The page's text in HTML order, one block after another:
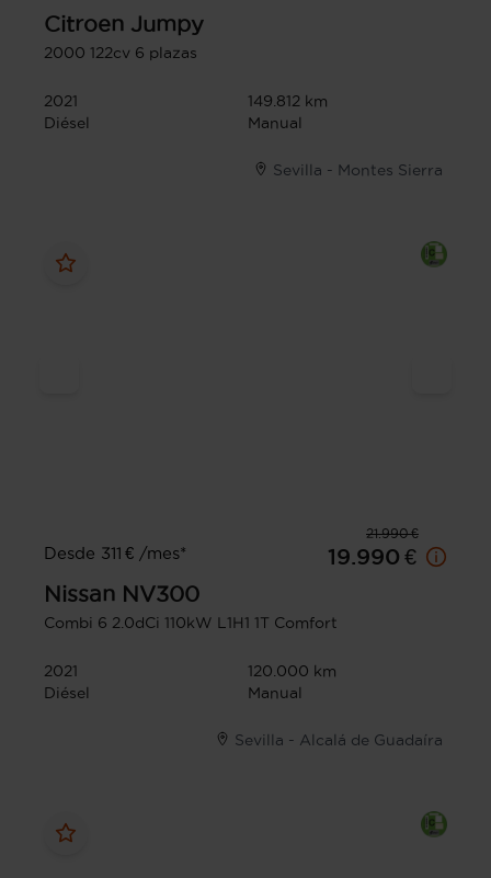
Citroen Jumpy
2000 122cv 6 plazas
2021
149.812 km
Diésel
Manual
Sevilla - Montes Sierra
21.990 €
Desde 311 € /mes*
19.990 €
Nissan NV300
Combi 6 2.0dCi 110kW L1H1 1T Comfort
2021
120.000 km
Diésel
Manual
Sevilla - Alcalá de Guadaíra